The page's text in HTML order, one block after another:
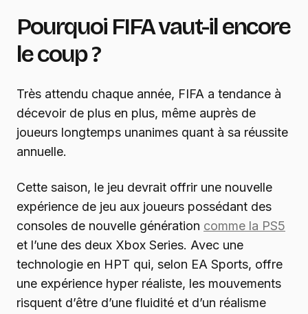
Pourquoi FIFA vaut-il encore
le coup ?
Très attendu chaque année, FIFA a tendance à
décevoir de plus en plus, même auprès de
joueurs longtemps unanimes quant à sa réussite
annuelle.
Cette saison, le jeu devrait offrir une nouvelle
expérience de jeu aux joueurs possédant des
consoles de nouvelle génération comme la PS5
et l’une des deux Xbox Series. Avec une
technologie en HPT qui, selon EA Sports, offre
une expérience hyper réaliste, les mouvements
risquent d’être d’une fluidité et d’un réalisme